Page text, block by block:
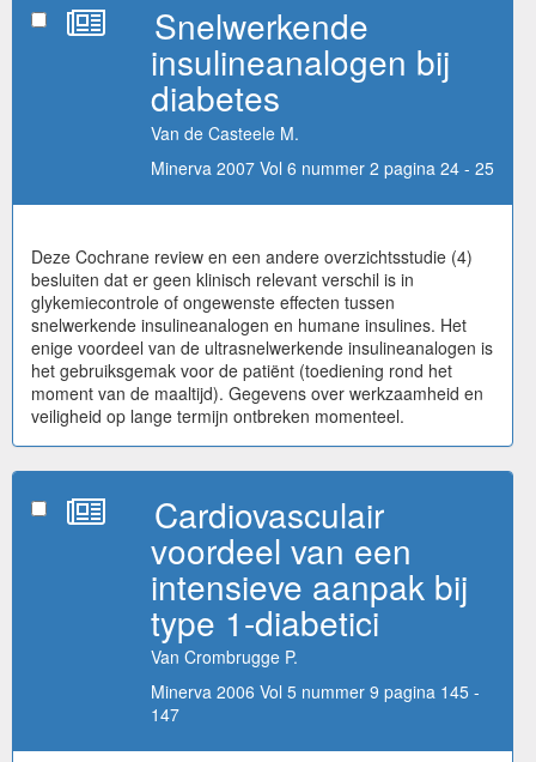
Snelwerkende
insulineanalogen bij
diabetes
Van de Casteele M.
Minerva 2007 Vol 6 nummer 2 pagina 24 - 25
Deze Cochrane review en een andere overzichtsstudie (4)
besluiten dat er geen klinisch relevant verschil is in
glykemiecontrole of ongewenste effecten tussen
snelwerkende insulineanalogen en humane insulines. Het
enige voordeel van de ultrasnelwerkende insulineanalogen is
het gebruiksgemak voor de patiënt (toediening rond het
moment van de maaltijd). Gegevens over werkzaamheid en
veiligheid op lange termijn ontbreken momenteel.
Cardiovasculair
voordeel van een
intensieve aanpak bij
type 1-diabetici
Van Crombrugge P.
Minerva 2006 Vol 5 nummer 9 pagina 145 -
147